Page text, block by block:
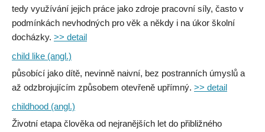
tedy využívání jejich práce jako zdroje pracovní síly, často v
podmínkách nevhodných pro věk a někdy i na úkor školní
docházky. >> detail
child like (angl.)
působící jako dítě, nevinně naivní, bez postranních úmyslů a
až odzbrojujícím způsobem otevřeně upřímný. >> detail
childhood (angl.)
Životní etapa člověka od nejranějších let do přibližného